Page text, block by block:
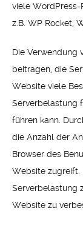
viele
z.B. WP Rocket,
Die Verwendung
beitragen, die
Website viele
Serverbelastung
führen kann.
die Anzahl der
Browser des
Website zugreift.
Serverbelastung
Website zu